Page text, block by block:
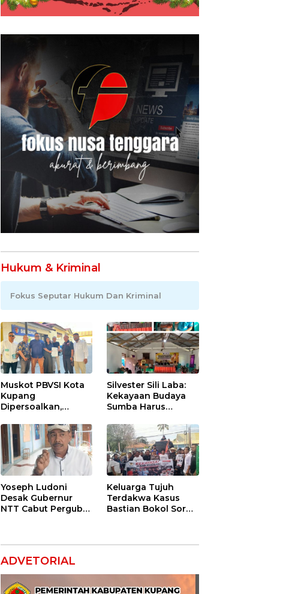
Hukum & Kriminal
Fokus Seputar Hukum Dan Kriminal
Muskot PBVSI Kota
Kupang
Dipersoalkan,
Laporkan Empat
Orang ke Polisi
Silvester Sili Laba:
Kekayaan Budaya
Sumba Harus
Bernilai Ekonomi
Yoseph Ludoni
Desak Gubernur
NTT Cabut Pergub
Keluarga Tujuh
Terdakwa Kasus
Bastian Bokol Soroti
ADVETORIAL